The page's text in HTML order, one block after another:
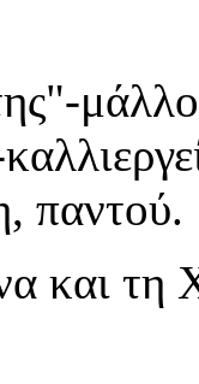
παντού.
και τη